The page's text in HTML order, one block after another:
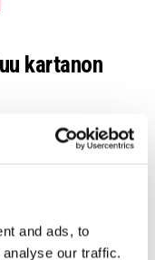
and ads, to
our traffic.
kartanon
matkustaa
jo itsessään
kokemukset